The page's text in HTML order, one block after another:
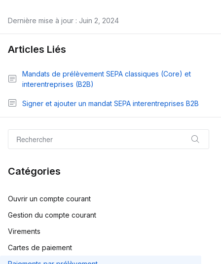
Dernière mise à jour : Juin 2, 2024
Articles Liés
Mandats de prélèvement SEPA classiques (Core) et
interentreprises (B2B)
Signer et ajouter un mandat SEPA interentreprises B2B
Catégories
Ouvrir un compte courant
Gestion du compte courant
Virements
Cartes de paiement